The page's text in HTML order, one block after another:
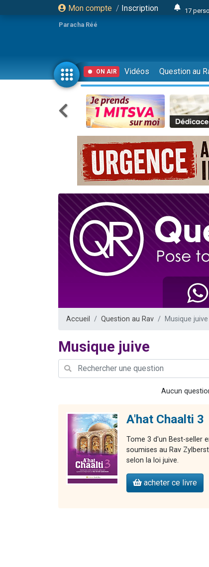
Mon compte / Inscription
17
Il
23
Eva
4
3
3
Odaya
13
2
30
12
Il
3
2
3
8
2
Paracha Réé
ON AIR Vidéos Question au
Accueil Question au Rav Musique juive
Musique juive
Aucun
A'hat Chaalti 3
Tome 3 d'un Best-seller
soumises au Rav
selon la loi juive.
acheter ce livre